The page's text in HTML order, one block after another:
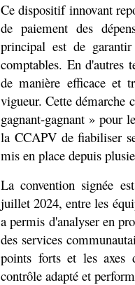
Ce dispositif innovant
de paiement des
principal est de
comptables. En d'autres
de manière efficace et
vigueur. Cette démarche
gagnant-gagnant » pour
la CCAPV de fiabiliser
mis en place depuis
La convention signée
juillet 2024, entre les
a permis d'analyser en
des services
points forts et les axes
contrôle adapté et